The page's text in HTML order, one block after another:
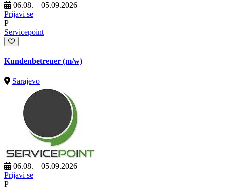
06.08. – 05.09.2026
Prijavi se
P+
Servicepoint
Kundenbetreuer (m/w)
Sarajevo
06.08. – 05.09.2026
Prijavi se
P+